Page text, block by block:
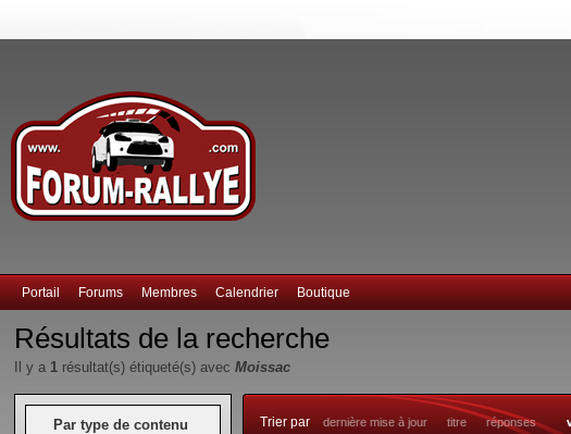
Portail Forums Membres Calendrier Boutique
Résultats de la recherche
Il y a 1 résultat(s) étiqueté(s) avecMoissac
Par type de contenu Trier par dernière mise à jour titre réponses